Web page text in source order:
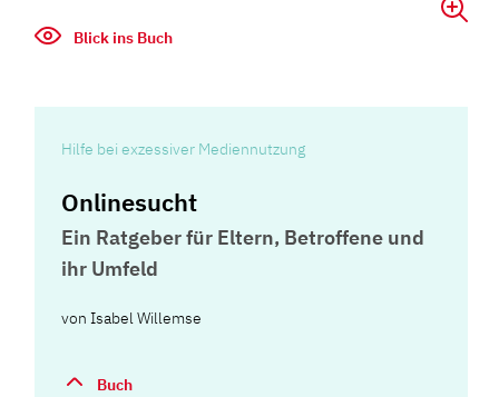
Blick ins Buch
Hilfe bei exzessiver Mediennutzung
Onlinesucht
Ein Ratgeber für Eltern, Betroffene und
ihr Umfeld
vonIsabel Willemse
Buch